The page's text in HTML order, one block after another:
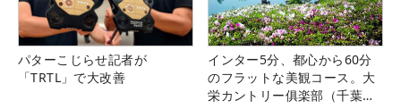
パターこじらせ記者が
「TRTL」で大改善
インター5分、都心から60分
のフラットな美観コース。大
栄カントリー俱楽部（千葉